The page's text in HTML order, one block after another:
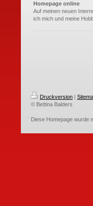
Homepage online
Auf meinen neuen
ich mich und meine
Druckversion |
© Bettina Balders
Diese Homepage wurde